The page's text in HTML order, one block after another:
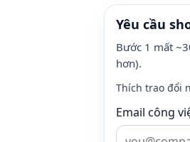
Yêu cầu
Bước 1 mất
hơn).
Thích trao đổi
Email công